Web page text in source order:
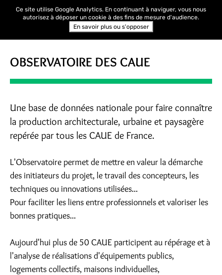
OBSERVATOIRE DES CAUE
Une base de données nationale pour faire connaître
la production architecturale, urbaine et paysagère
repérée par tous les CAUE de France.
L'Observatoire permet de mettre en valeur la démarche
des initiateurs du projet, le travail des concepteurs, les
techniques ou innovations utilisées...
Pour faciliter les liens entre professionnels et valoriser les
bonnes pratiques...
Aujourd'hui plus de 50 CAUE participent au répérage et à
l'analyse de réalisations d'équipements publics,
logements collectifs, maisons individuelles,
Ce site utilise Google Analytics. En continuant à naviguer, vous nous
autorisez à déposer un cookie à des fins de mesure d'audience.
En savoir plus ou s'opposer